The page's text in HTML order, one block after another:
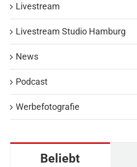
Livestream
Livestream Studio Hamburg
News
Podcast
Werbefotografie
Beliebt